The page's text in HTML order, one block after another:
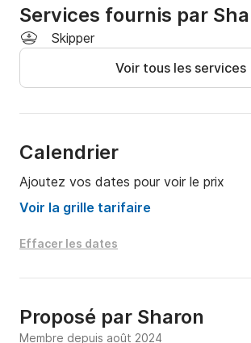
Services fournis par
Skipper
Voir tous les services
Calendrier
Ajoutez vos dates pour voir le prix
Voir la grille tarifaire
Effacer les dates
Proposé par Sharon
Membre depuis août 2024